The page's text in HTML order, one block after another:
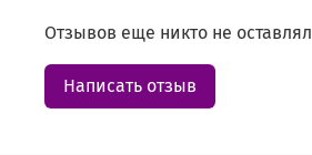
Отзывов еще никто не оставлял
Написать отзыв